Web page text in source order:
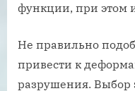
функции, при этом
Не правильно
привести к
разрушения. Выбор